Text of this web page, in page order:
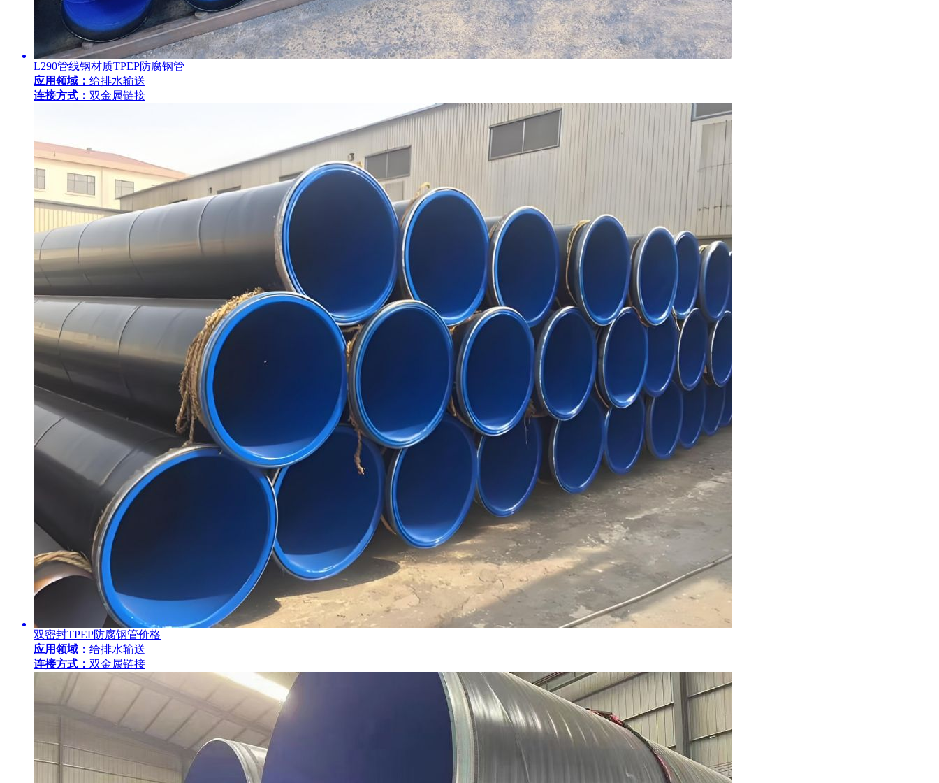
L290管线钢材质TPEP防腐钢管
应用领域： 给排水输送
连接方式： 双金属链接
双密封TPEP防腐钢管价格
应用领域： 给排水输送
连接方式： 双金属链接